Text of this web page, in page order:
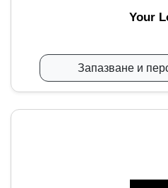
Your
Запазване и